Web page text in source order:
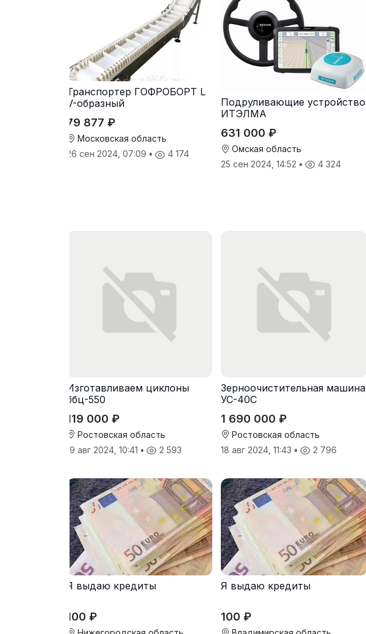
Транспортер ГОФРОБОРТ L
V-образный
79 877 ₽
Московская область
26 сен 2024, 07:09 • 4 174
Подруливающие устройство
ИТЭЛМА
631 000 ₽
Омская область
25 сен 2024, 14:52 • 4 324
Изготавливаем циклоны
ббц-550
119 000 ₽
Ростовская область
19 авг 2024, 10:41 • 2 593
Зерноочистительная машина
УС-40С
1 690 000 ₽
Ростовская область
18 авг 2024, 11:43 • 2 796
Я выдаю кредиты
100 ₽
Я выдаю кредиты
100 ₽